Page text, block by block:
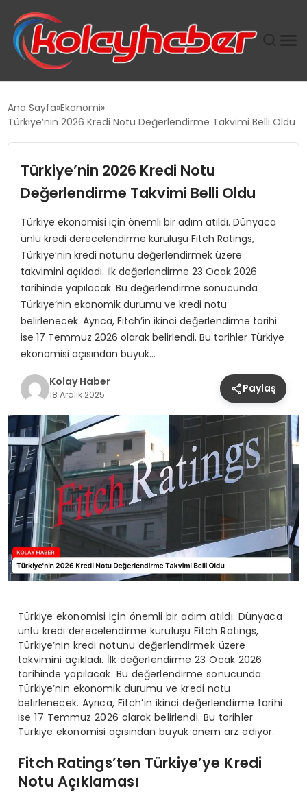
TANYER YAPI ZEMIN MÜHENDISLIĞINDE HEDEF
BÜYÜTTÜ
TOROSLAR’DA PAZAR GERGİNLİĞİ!
Ana Sayfa Ekonomi
Türkiye’nin 2026 Kredi Notu Değerlendirme Takvimi Belli Oldu
Türkiye’nin 2026 Kredi Notu
Değerlendirme Takvimi Belli Oldu
Türkiye ekonomisi için önemli bir adım atıldı. Dünyaca
ünlü kredi derecelendirme kuruluşu Fitch Ratings,
Türkiye’nin kredi notunu değerlendirmek üzere
takvimini açıkladı. İlk değerlendirme 23 Ocak 2026
tarihinde yapılacak. Bu değerlendirme sonucunda
Türkiye’nin ekonomik durumu ve kredi notu
belirlenecek. Ayrıca, Fitch’in ikinci değerlendirme tarihi
ise 17 Temmuz 2026 olarak belirlendi. Bu tarihler Türkiye
ekonomisi açısından büyük…
Kolay Haber
18 Aralık 2025 Paylaş
Türkiye ekonomisi için önemli bir adım atıldı. Dünyaca
ünlü kredi derecelendirme kuruluşu Fitch Ratings,
Türkiye’nin kredi notunu değerlendirmek üzere
takvimini açıkladı. İlk değerlendirme 23 Ocak 2026
tarihinde yapılacak. Bu değerlendirme sonucunda
Türkiye’nin ekonomik durumu ve kredi notu
belirlenecek. Ayrıca, Fitch’in ikinci değerlendirme tarihi
ise 17 Temmuz 2026 olarak belirlendi. Bu tarihler
Türkiye ekonomisi açısından büyük önem arz ediyor.
Fitch Ratings’ten Türkiye’ye Kredi
Notu Açıklaması